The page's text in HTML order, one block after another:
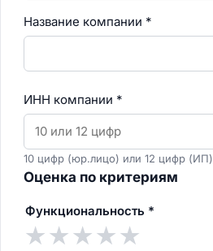
Название компании *
ИНН компании *
10 цифр (юр.лицо) или 12 цифр (ИП)
Оценка по критериям
Функциональность *
★
★
★
★
★